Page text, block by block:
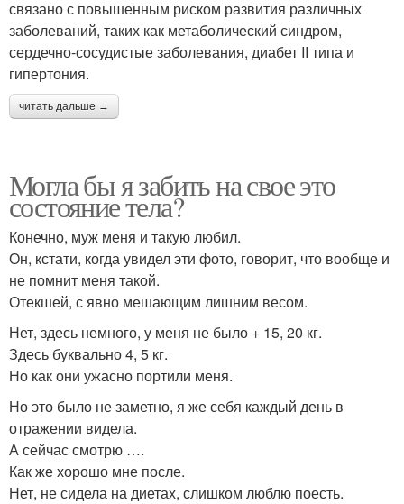
связано с повышенным риском развития различных
заболеваний, таких как метаболический синдром,
сердечно-сосудистые заболевания, диабет II типа и
гипертония.
читать дальше →
Могла бы я забить на свое это
состояние тела?
Конечно, муж меня и такую любил.
Он, кстати, когда увидел эти фото, говорит, что вообще и
не помнит меня такой.
Отекшей, с явно мешающим лишним весом.
Нет, здесь немного, у меня не было + 15, 20 кг.
Здесь буквально 4, 5 кг.
Но как они ужасно портили меня.
Но это было не заметно, я же себя каждый день в
отражении видела.
А сейчас смотрю ….
Как же хорошо мне после.
Нет, не сидела на диетах, слишком люблю поесть.